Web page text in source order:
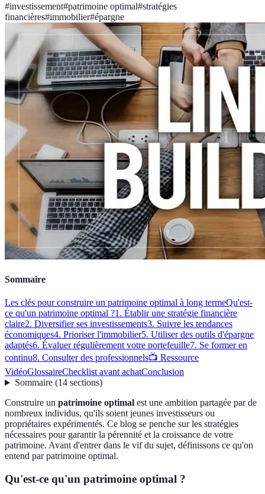
#investissement#patrimoine optimal#stratégies
financières#immobilier#épargne
Sommaire
Les clés pour construire un patrimoine optimal à long termeQu'est-
ce qu'un patrimoine optimal ?1. Établir une stratégie financière
claire2. Diversifier ses investissements3. Suivre les tendances
économiques4. Prioriser l'immobilier5. Utiliser des outils d'épargne
adaptés6. Évaluer régulièrement votre portefeuille7. Se former en
continu8. Consulter des professionnels📺 Ressource
VidéoGlossaireChecklist avant achatConclusion
Sommaire(14 sections)
Construire un patrimoine optimal est une ambition partagée par de
nombreux individus, qu'ils soient jeunes investisseurs ou
propriétaires expérimentés. Ce blog se penche sur les stratégies
nécessaires pour garantir la pérennité et la croissance de votre
patrimoine. Avant d'entrer dans le vif du sujet, définissons ce qu'on
entend par patrimoine optimal.
Qu'est-ce qu'un patrimoine optimal ?